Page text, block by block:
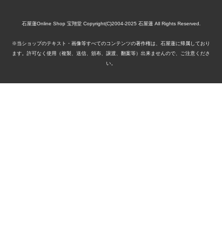
石屋蓮Online Shop 宝翔堂 Copyright(C)2004-2025 石屋蓮 All Rights Reserved.
※当ショップのテキスト・画像等すべてのコンテンツの著作権は、石屋蓮に帰属しており
ます。許可なく使用（複製、送信、頒布、譲渡、翻案等）出来ませんので、ご注意くださ
い。